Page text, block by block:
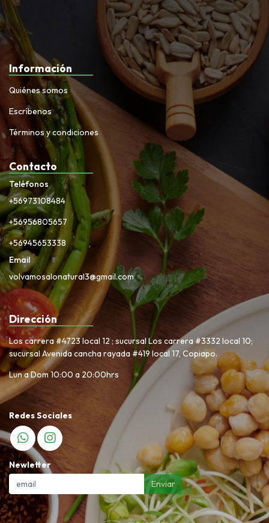
Información
Quiénes somos
Escríbenos
Términos y condiciones
Contacto
Teléfonos
+56973108484
+56956805657
+56945653338
Email
volvamosalonatural3@gmail.com
Dirección
Los carrera #4723 local 12 ; sucursal Los carrera #3332 local 10;
sucursal Avenida cancha rayada #419 local 17, Copiapo.
Lun a Dom 10:00 a 20:00hrs
Redes Sociales
Newletter
Enviar